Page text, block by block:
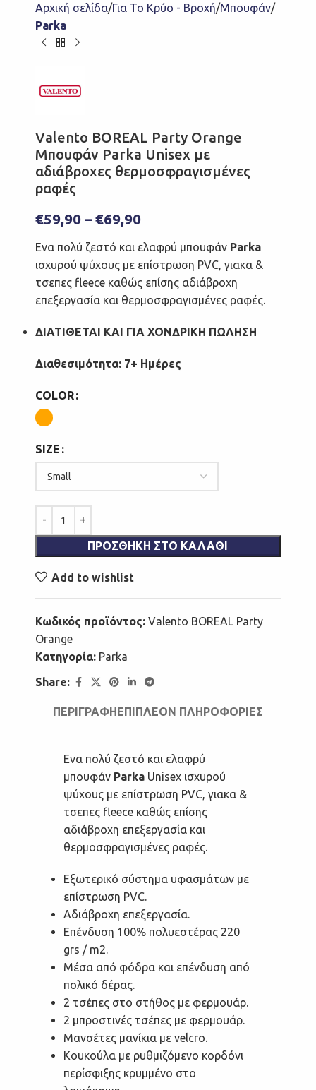
Αρχική σελίδα Για Το Κρύο - Βροχή Μπουφάν
Parka
Valento BOREAL Party Orange
Μπουφάν Parka Unisex με
αδιάβροχες θερμοσφραγισμένες
ραφές
€59,90 – €69,90
Ενα πολύ ζεστό και ελαφρύ μπουφάν Parka
ισχυρού ψύχους με επίστρωση PVC, γιακα &
τσεπες fleece καθώς επίσης αδιάβροχη
επεξεργασία και θερμοσφραγισμένες ραφές.
ΔΙΑΤΙΘΕΤΑΙ ΚΑΙ ΓΙΑ ΧΟΝΔΡΙΚΗ ΠΩΛΗΣΗ
Διαθεσιμότητα: 7+ Ημέρες
COLOR
SIZE
ΠΡΟΣΘΉΚΗ ΣΤΟ ΚΑΛΆΘΙ
Add to wishlist
Κωδικός προϊόντος: Valento BOREAL Party
Orange
Κατηγορία: Parka
Share:
ΠΕΡΙΓΡΑΦΉΕΠΙΠΛΈΟΝ ΠΛΗΡΟΦΟΡΊΕΣ
Ενα πολύ ζεστό και ελαφρύ
μπουφάν Parka Unisex ισχυρού
ψύχους με επίστρωση PVC, γιακα &
τσεπες fleece καθώς επίσης
αδιάβροχη επεξεργασία και
θερμοσφραγισμένες ραφές.
Εξωτερικό σύστημα υφασμάτων με
επίστρωση PVC.
Αδιάβροχη επεξεργασία.
Επένδυση 100% πολυεστέρας 220
grs / m2.
Μέσα από φόδρα και επένδυση από
πολικό δέρας.
2 τσέπες στο στήθος με φερμουάρ.
2 μπροστινές τσέπες με φερμουάρ.
Μανσέτες μανίκια με velcro.
Κουκούλα με ρυθμιζόμενο κορδόνι
περίσφιξης κρυμμένο στο